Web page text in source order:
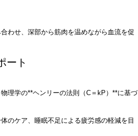
わせ、深部から筋肉を温めながら血流を促
ート
理学の**ヘンリーの法則（C＝kP）**に基づ
のケア、睡眠不足による疲労感の軽減を目